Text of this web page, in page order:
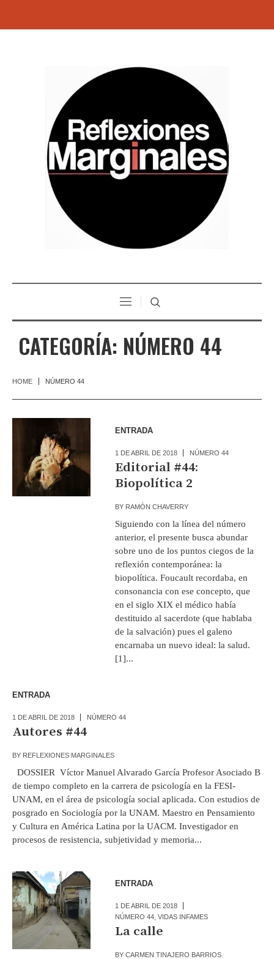
CATEGORÍA: NÚMERO 44
HOME NÚMERO 44
ENTRADA
1 DE ABRIL DE 2018 NÚMERO 44
Editorial #44:
Biopolítica 2
BY RAMÓN CHAVERRY
Siguiendo con la línea del número
anterior, el presente busca abundar
sobre uno de los puntos ciegos de la
reflexión contemporánea: la
biopolítica. Foucault recordaba, en
consonancia con ese concepto, que
en el siglo XIX el médico había
destituido al sacerdote (que hablaba
de la salvación) pues el galeno
encarnaba un nuevo ideal: la salud.
[1]...
ENTRADA
1 DE ABRIL DE 2018 NÚMERO 44
Autores #44
BY REFLEXIONES MARGINALES
DOSSIER Víctor Manuel Alvarado García Profesor Asociado B
de tiempo completo en la carrera de psicología en la FESI-
UNAM, en el área de psicología social aplicada. Con estudios de
posgrado en Sociología por la UNAM. Maestro en Pensamiento
y Cultura en América Latina por la UACM. Investigador en
procesos de resistencia, subjetividad y memoria...
ENTRADA
1 DE ABRIL DE 2018
NÚMERO 44 ,VIDAS INFAMES
La calle
BYCARMEN TINAJERO BARRIOS